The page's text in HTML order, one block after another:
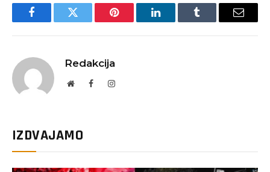
FacebookTwitter Pinterest LinkedInTumblr Email
Redakcija
WebsiteFacebookInstagram
IZDVAJAMO